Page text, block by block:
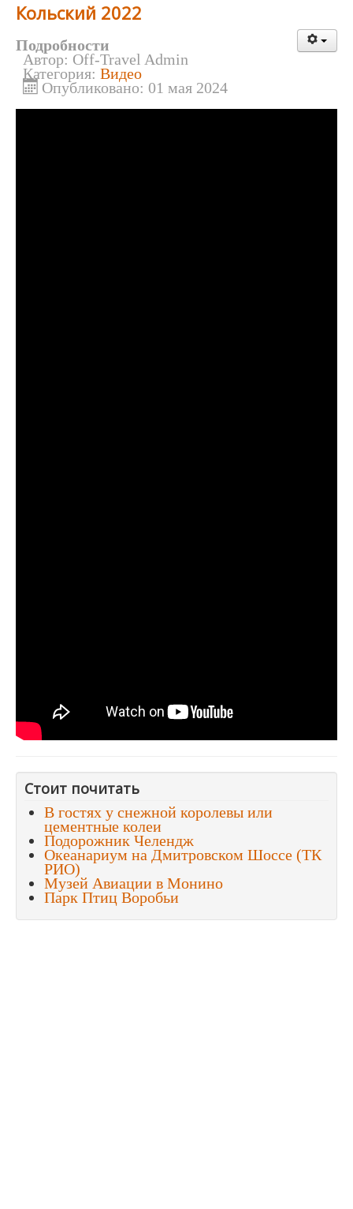
Кольский 2022
Подробности
Автор: Off-Travel Admin
Категория: Видео
Опубликовано: 01 мая 2024
Стоит почитать
В гостях у снежной королевы или
цементные колеи
Подорожник Челендж
Океанариум на Дмитровском Шоссе (ТК
РИО)
Музей Авиации в Монино
Парк Птиц Воробьи